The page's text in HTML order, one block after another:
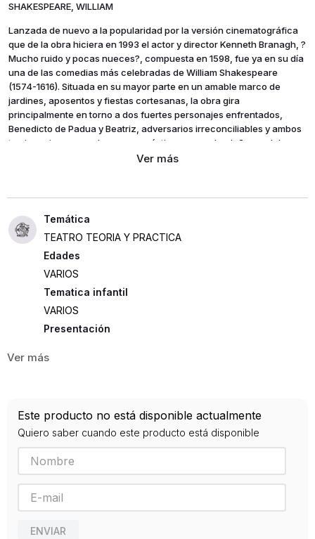
SHAKESPEARE, WILLIAM
Lanzada de nuevo a la popularidad por la versión cinematográfica
que de la obra hiciera en 1993 el actor y director Kenneth Branagh, ?
Mucho ruido y pocas nueces?, compuesta en 1598, fue ya en su día
una de las comedias más celebradas de William Shakespeare
(1574-1616). Situada en su mayor parte en un amable marco de
jardines, aposentos y fiestas cortesanas, la obra gira
principalmente en torno a dos fuertes personajes enfrentados,
Benedicto de Padua y Beatriz, adversarios irreconciliables y ambos
tan ingeniosos, mordaces y sarcásticos como desdeñosos del amor.
A lomos de una trama animada por los equívocos, las traiciones y
parar y, lo que es más, en la compañía para ellos más
insospechada.
TEATRO TEORIA Y PRACTICA
Edades
VARIOS
Tematica infantil
VARIOS
Presentación
9788420608945
Editorial
ALIANZA
Año de publicación
2012
Traductor
LUIS ASTRANA MARIN
Este producto no está disponible actualmente
Quiero saber cuando este producto está disponible
ENVIAR